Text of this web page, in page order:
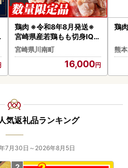
お願いします。
トップ特例は適用されませんの
をご提出くださいますようお願
さい！＞＞
っているように見せかけたサイ
)が収入(特産品)を得るための支
鶏肉 ※令和8年8月発送※
宮崎県産若鶏もも切身IQF
3㎏（250ｇ×12袋）鶏肉
宮崎県川南町
16,000
熊
気返礼品ランキング
7月30日～2026年8月5日